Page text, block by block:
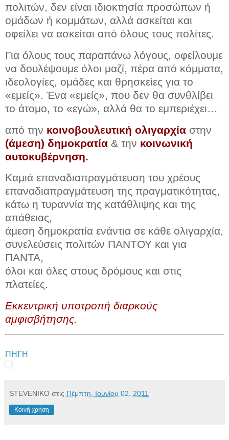
πολιτών, δεν είναι ιδιοκτησία προσώπων ή
ομάδων ή κομμάτων, αλλά ασκείται και
οφείλει να ασκείται από όλους τους πολίτες.
Για όλους τους παραπάνω λόγους, οφείλουμε
να δουλέψουμε όλοι μαζί, πέρα από κόμματα,
ιδεολογίες, ομάδες και θρησκείες για το
«εμείς». Ένα «εμείς», που δεν θα συνθλίβει
το άτομο, το «εγώ», αλλά θα το εμπεριέχει…
από την κοινοβουλευτική ολιγαρχία στην
(άμεση) δημοκρατία & την κοινωνική
αυτοκυβέρνηση.
Kαμιά επαναδιαπραγμάτευση του χρέους
επαναδιαπραγμάτευση της πραγματικότητας,
κάτω η τυραννία της κατάθλιψης και της
απάθειας,
άμεση δημοκρατία ενάντια σε κάθε ολιγαρχία,
συνελεύσεις πολιτών ΠΑΝΤΟΥ και για
ΠΑΝΤΑ,
όλοι και όλες στους δρόμους και στις
πλατείες.
Eκκεντρική υποτροπή διαρκούς
αμφισβήτησης.
ΠΗΓΗ
STEVENIKO στις Πέμπτη, Ιουνίου 02, 2011
Κοινή χρήση